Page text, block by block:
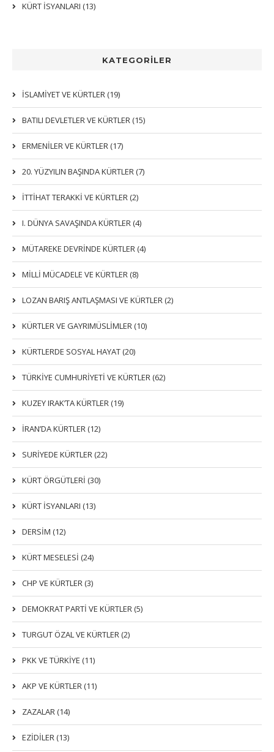
KATEGORİLER
İSLAMIYET VE KÜRTLER (19)
BATILI DEVLETLER VE KÜRTLER (15)
ERMENİLER VE KÜRTLER (17)
20. YÜZYILIN BAŞINDA KÜRTLER (7)
İTTIHAT TERAKKI VE KÜRTLER (2)
I. DÜNYA SAVAŞINDA KÜRTLER (4)
MÜTAREKE DEVRİNDE KÜRTLER (4)
MİLLİ MÜCADELE VE KÜRTLER (8)
LOZAN BARIŞ ANTLAŞMASI VE KÜRTLER (2)
KÜRTLER VE GAYRIMÜSLIMLER (10)
KÜRTLERDE SOSYAL HAYAT (20)
TÜRKİYE CUMHURİYETİ VE KÜRTLER (62)
KUZEY IRAK’TA KÜRTLER (19)
İRAN’DA KÜRTLER (12)
SURİYEDE KÜRTLER (22)
KÜRT ÖRGÜTLERİ (30)
KÜRT İSYANLARI (13)
DERSIM (12)
KÜRT MESELESİ (24)
CHP VE KÜRTLER (3)
DEMOKRAT PARTI VE KÜRTLER (5)
TURGUT ÖZAL VE KÜRTLER (2)
PKK VE TÜRKIYE (11)
AKP VE KÜRTLER (11)
ZAZALAR (14)
EZIDILER (13)
KÜRT İSYANLARI (13)